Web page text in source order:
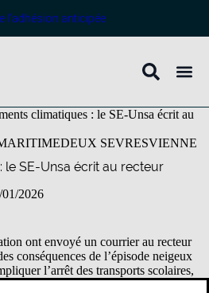
l’adhésion anticipée
climatiques : le SE-Unsa écrit au
DEUX SEVRESVIENNE
le SE-Unsa écrit au recteur
01/2026
ont envoyé un courrier au recteur
conséquences de l’épisode neigeux
l’arrêt des transports scolaires,